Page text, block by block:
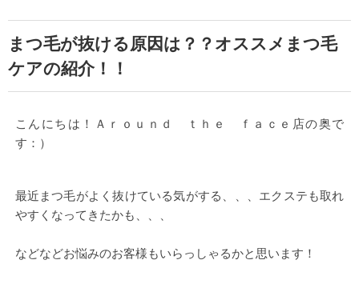
まつ毛が抜ける原因は？？オススメまつ毛
ケアの紹介！！
こんにちは！Ａｒｏｕｎｄ ｔｈｅ ｆａｃｅ店の奥で
す：）
最近まつ毛がよく抜けている気がする、、、エクステも取れ
やすくなってきたかも、、、
などなどお悩みのお客様もいらっしゃるかと思います！